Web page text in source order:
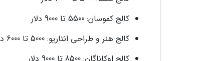
کالج کموسان: 5500 تا 9000 دلار
کالج هنر و طراحی انتاریو: 5000 تا 6000 دلار